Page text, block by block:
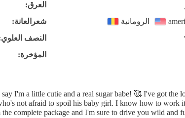
الرومانية
العرق:
شعرالعانة:
النصف
المؤخرة:
I'm a little cutie and a real sugar babe! 🥰 I've got the
not afraid to spoil his baby girl. I know how to work
complete package and I'm sure to drive you wild and